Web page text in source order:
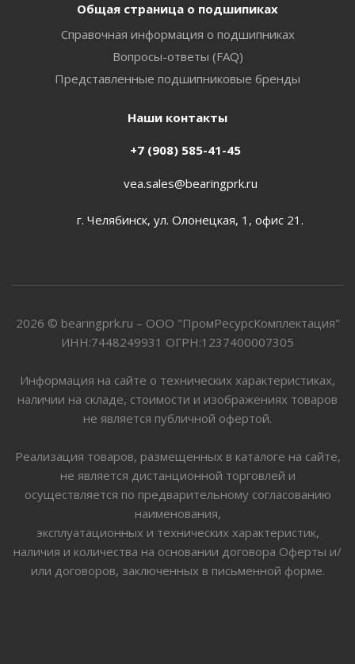
Общая страница о подшипиках
Справочная информация о подшипниках
Вопросы-ответы (FAQ)
Представленные подшипниковые бренды
Наши контакты
+7 (908) 585-41-45
vea.sales@bearingprk.ru
г. Челябинск, ул. Олонецкая, 1, офис 21.
2026 © bearingprk.ru – ООО "ПромРесурсКомплектация"
ИНН:7448249931 ОГРН:1237400007305
Информация на сайте о технических характеристиках,
наличии на складе, стоимости и изображениях товаров
не является публичной офертой.
Реализация товаров, размещенных в каталоге на сайте,
не является дистанционной торговлей и
осуществляется по предварительному согласованию
наименования,
эксплуатационных и технических характеристик,
наличия и количества на основании договора Оферты и/
или договоров, заключенных в письменной форме.